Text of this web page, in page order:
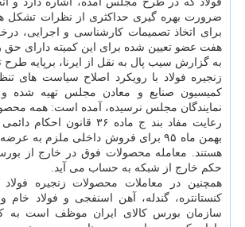
ضرورت بهره گیری حداکثری از نظرات
برای اتخاذ تصمیمات کارشناسی و اجرایی،
هفت عضو تعیین شده برای این کمیته دارای حق
به گزارش سیب پال به نقل از ایرنا، برپایه طرح
زنجیره فولاد با رویکرد اصلاح سیاست های
کمیسیون صنایع و معادن مجلس تهیه شده و
نمایندگان مجلس نرسیده، آمده است: همه
رعایت مفاد بند ج ماده ۳۶
بهمن ماه ۹۵ برای فروش داخلی ملزم
هستند. معامله محصولات فوق در خارج از
حکم خارج از شبکه به حساب می آید.
همچنین در معاملات محصولات زنجیره
کنستانتره، گندله، آهن اسنفجی و فولاد خام
سازمان بورس کالای ایران موظف است به